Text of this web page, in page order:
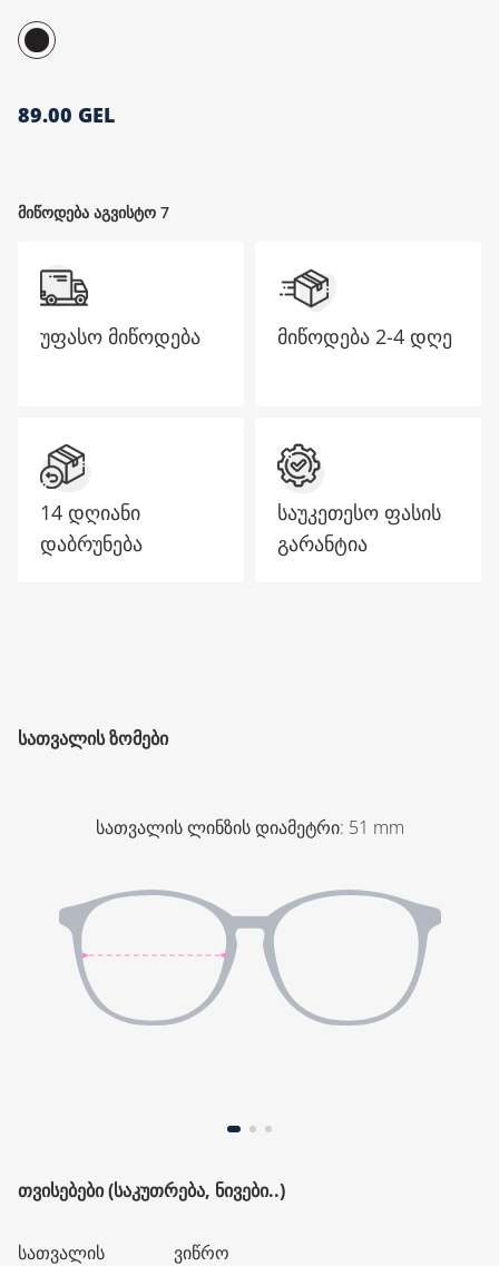
89.00 GEL
მიწოდება აგვისტო 7
უფასო მიწოდება
14 დღიანი
დაბრუნება
მიწოდება 2-4 დღე
საუკეთესო ფასის
გარანტია
ᲡᲐᲗᲕᲐᲚᲘᲡ ᲖᲝᲛᲔᲑᲘ
სათვალის ლინზის დიამეტრი: 51 mm
ᲗᲕᲘᲡᲔᲑᲔᲑᲘ (ᲡᲐᲙᲣᲗᲠᲔᲑᲐ, ᲜᲘᲕᲔᲑᲘ..)
სათვალის
ვიწრო